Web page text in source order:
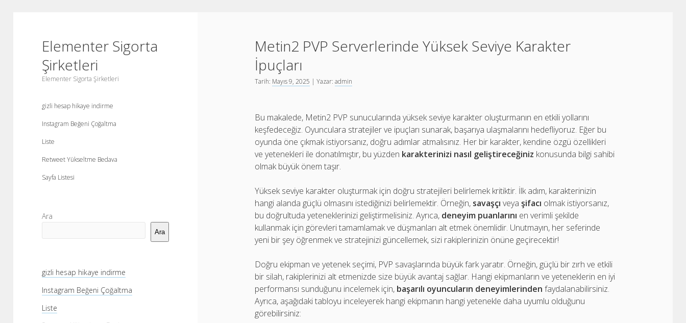
Elementer Sigorta
Şirketleri
Elementer Sigorta Şirketleri
gizli hesap hikaye indirme
Instagram Beğeni Çoğaltma
Liste
Retweet Yükseltme Bedava
Sayfa Listesi
Yan
Menü
Ara
Ara
gizli hesap hikaye indirme
Instagram Beğeni Çoğaltma
Liste
Metin2 PVP Serverlerinde Yüksek Seviye Karakter
İpuçları
Tarih: Mayıs 9, 2025 | Yazar:admin
Bu makalede, Metin2 PVP sunucularında yüksek seviye karakter oluşturmanın en etkili yollarını
keşfedeceğiz. Oyunculara stratejiler ve ipuçları sunarak, başarıya ulaşmalarını hedefliyoruz. Eğer bu
oyunda öne çıkmak istiyorsanız, doğru adımlar atmalısınız. Her bir karakter, kendine özgü özellikleri
ve yetenekleri ile donatılmıştır, bu yüzden karakterinizi nasıl geliştireceğiniz konusunda bilgi sahibi
olmak büyük önem taşır.
Yüksek seviye karakter oluşturmak için doğru stratejileri belirlemek kritiktir. İlk adım, karakterinizin
hangi alanda güçlü olmasını istediğinizi belirlemektir. Örneğin, savaşçı veyaşifacı olmak istiyorsanız,
bu doğrultuda yeteneklerinizi geliştirmelisiniz. Ayrıca, deneyim puanlarını en verimli şekilde
kullanmak için görevleri tamamlamak ve düşmanları alt etmek önemlidir. Unutmayın, her seferinde
yeni bir şey öğrenmek ve stratejinizi güncellemek, sizi rakiplerinizin önüne geçirecektir!
Doğru ekipman ve yetenek seçimi, PVP savaşlarında büyük fark yaratır. Örneğin, güçlü bir zırh ve etkili
bir silah, rakiplerinizi alt etmenizde size büyük avantaj sağlar. Hangi ekipmanların ve yeteneklerin en iyi
performansı sunduğunu incelemek için, başarılı oyuncuların deneyimlerinden faydalanabilirsiniz.
Ayrıca, aşağıdaki tabloyu inceleyerek hangi ekipmanın hangi yetenekle daha uyumlu olduğunu
görebilirsiniz: